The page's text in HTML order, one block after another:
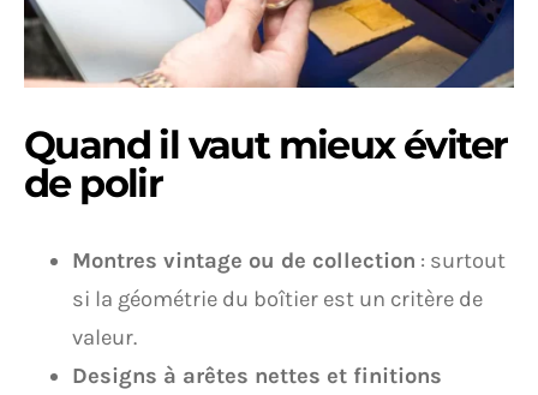
Quand il vaut mieux éviter
de polir
Montres vintage ou de collection : surtout
si la géométrie du boîtier est un critère de
valeur.
Designs à arêtes nettes et finitions